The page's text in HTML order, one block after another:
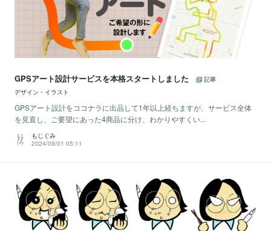
GPSアート設計サービスを本格スタートしました
記事
デザイン・イラスト
GPSアート設計をココナラに出品して1年以上経ちますが、サービス全体
を見直し、ご要望にあった4商品に分け、わかりやすくい...
もじぐみ
2024/09/01 05:11